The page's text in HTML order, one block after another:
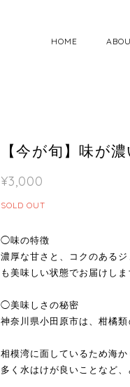
HOME
【今が旬】味が
¥3,000
SOLD OUT
◯味の特徴
濃厚な甘さと、コクのある
も美味しい状態でお届けしま
◯美味しさの秘密
神奈川県小田原市は、柑橘類
相模湾に面しているため海
多く水はけが良いことなど